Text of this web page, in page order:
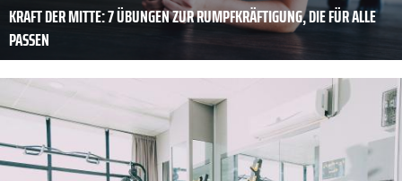
KRAFT DER MITTE: 7 ÜBUNGEN ZUR RUMPFKRÄFTIGUNG, DIE FÜR ALLE
PASSEN